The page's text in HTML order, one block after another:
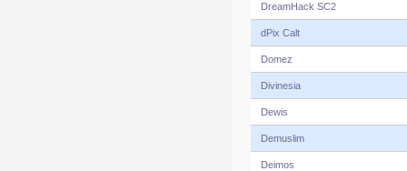
DreamHack SC2
dPix Calt
Domez
Divinesia
Dewis
Demuslim
Deimos